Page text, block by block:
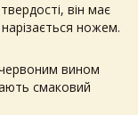
він має
ножем.
вином
смаковий